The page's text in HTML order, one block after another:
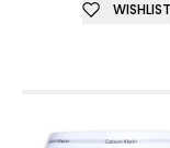
WISHLIST